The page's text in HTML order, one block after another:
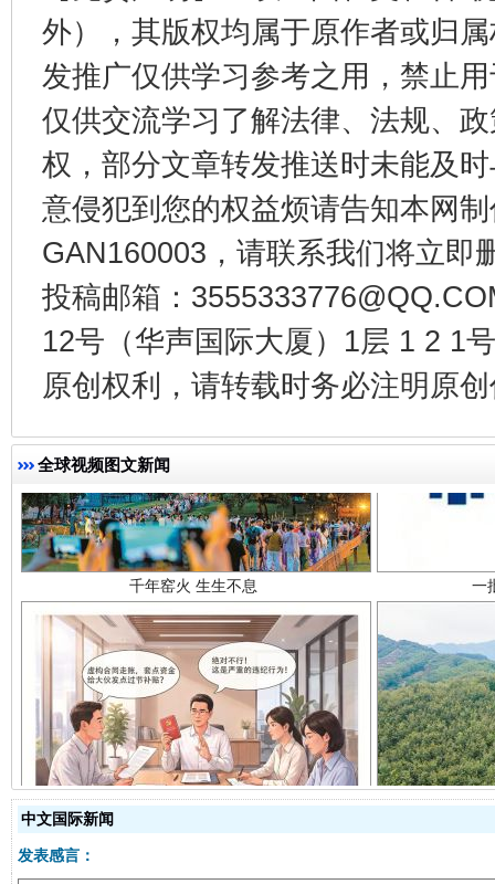
外），其版权均属于原作者或归
发推广仅供学习参考之用，禁止
仅供交流学习了解法律、法规、
权，部分文章转发推送时未能及
意侵犯到您的权益烦请告知本网
GAN160003，请联系我们将立即
投稿邮箱：
12号（华声国际大厦）1层 1 2 1
原创权利，请转载时务必注明原
全球视频图文新闻
东山县通报“牛蛙产品抗生素超标问题” 法
千年窑火 生生不息
揭开“小金库”的免责幌子
中文国际新闻
发表感言：